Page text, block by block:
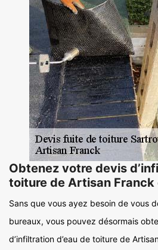
Obtenez votre devis
toiture de Artisan Franck
Sans que vous ayez besoin de vous
bureaux, vous pouvez désormais
d’infiltration d’eau de toiture de